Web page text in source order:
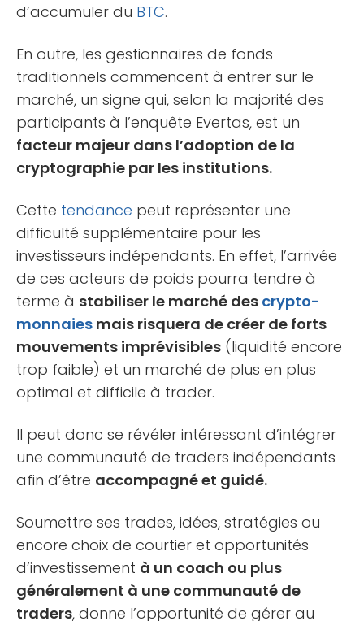
d’accumuler du BTC.
En outre, les gestionnaires de fonds
traditionnels commencent à entrer sur le
marché, un signe qui, selon la majorité des
participants à l’enquête Evertas, est un
facteur majeur dans l’adoption de la
cryptographie par les institutions.
Cette tendance peut représenter une
difficulté supplémentaire pour les
investisseurs indépendants. En effet, l’arrivée
de ces acteurs de poids pourra tendre à
terme à stabiliser le marché des crypto-
monnaies mais risquera de créer de forts
mouvements imprévisibles (liquidité encore
trop faible) et un marché de plus en plus
optimal et difficile à trader.
Il peut donc se révéler intéressant d’intégrer
une communauté de traders indépendants
afin d’être accompagné et guidé.
Soumettre ses trades, idées, stratégies ou
encore choix de courtier et opportunités
d’investissement à un coach ou plus
généralement à une communauté de
traders, donne l’opportunité de gérer au